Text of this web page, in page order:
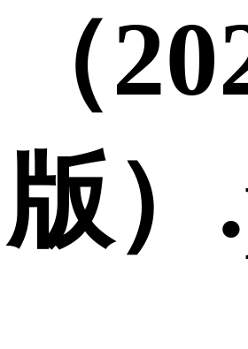
（
版